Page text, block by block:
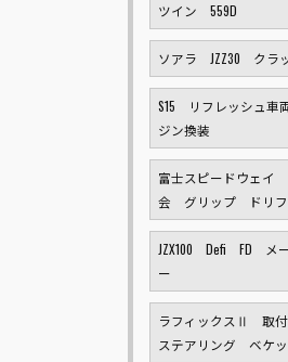
ツイン 559D
ソアラ JZZ30 クラッ
S15 リフレッシュ
ジン換装
富士スピードウェ
会 グリップ ドリフ
JZX100 Defi FD メ
ー
ラフィックスⅡ 取
ステアリング ベケ